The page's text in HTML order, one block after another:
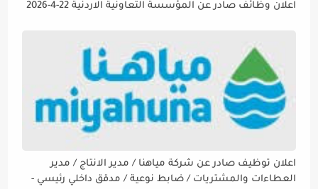
اعلان وظائف صادر عن المؤسسة التعاونية الاردنية 22-4-2026
اعلان توظيف صادر عن شركة مياهنا / مدير الانتاج / مدير
العطاءات والمشتريات / ضابط نوعية / مدقق داخلي رئيسي -